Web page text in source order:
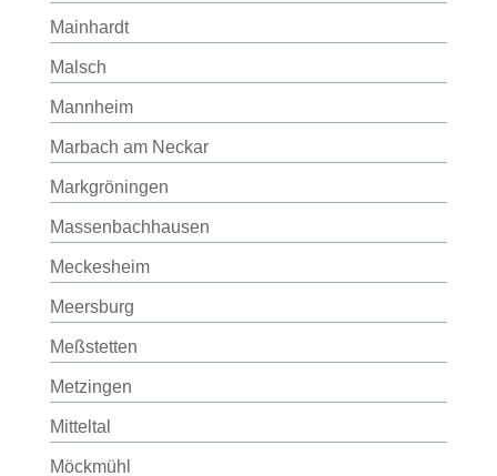
Mainhardt
Malsch
Mannheim
Marbach am Neckar
Markgröningen
Massenbachhausen
Meckesheim
Meersburg
Meßstetten
Metzingen
Mitteltal
Möckmühl